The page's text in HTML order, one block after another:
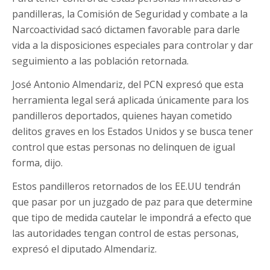
pandilleras, la Comisión de Seguridad y combate a la
Narcoactividad sacó dictamen favorable para darle
vida a la disposiciones especiales para controlar y dar
seguimiento a las población retornada.
José Antonio Almendariz, del PCN expresó que esta
herramienta legal será aplicada únicamente para los
pandilleros deportados, quienes hayan cometido
delitos graves en los Estados Unidos y se busca tener
control que estas personas no delinquen de igual
forma, dijo.
Estos pandilleros retornados de los EE.UU tendrán
que pasar por un juzgado de paz para que determine
que tipo de medida cautelar le impondrá a efecto que
las autoridades tengan control de estas personas,
expresó el diputado Almendariz.